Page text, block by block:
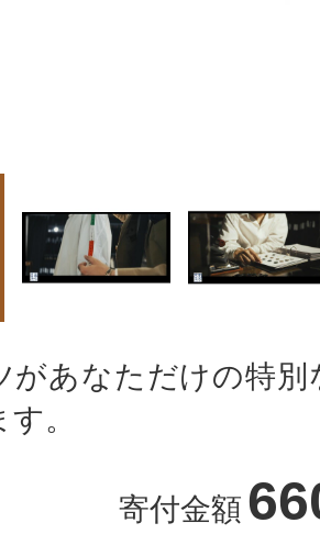
があなただけの特別
。
寄付金額